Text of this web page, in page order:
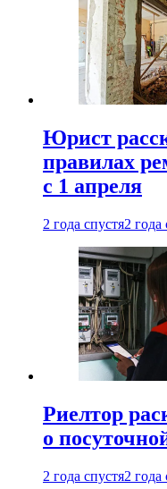
Юрист
правилах
с 1 апреля
2 года спустя2 года
Риелтор
о
2 года спустя2 года